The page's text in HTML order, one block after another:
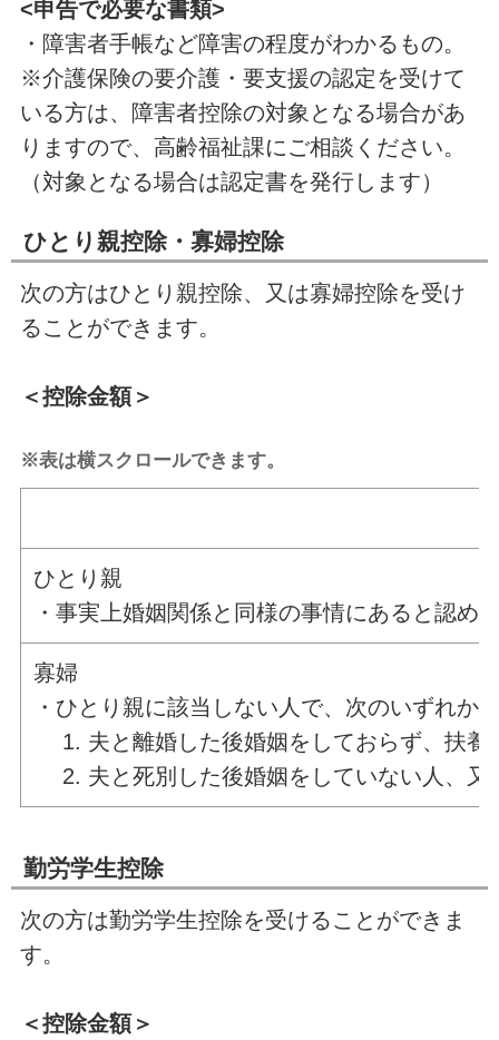
<申告で必要な書類>
・障害者手帳など障害の程度がわかるもの。
※介護保険の要介護・要支援の認定を受けて
いる方は、障害者控除の対象となる場合があ
りますので、高齢福祉課にご相談ください。
（対象となる場合は認定書を発行します）
ひとり親控除・寡婦控除
次の方はひとり親控除、又は寡婦控除を受け
ることができます。
＜控除金額＞
※表は横スクロールできます。
ひとり親
・事実上婚姻関係と同様の事情にあると認
寡婦
・ひとり親に該当しない人で、次のいずれか
夫と離婚した後婚姻をしておらず、扶
夫と死別した後婚姻をしていない人、
勤労学生控除
次の方は勤労学生控除を受けることができま
す。
＜控除金額＞